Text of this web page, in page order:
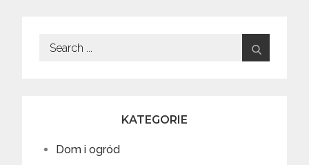
Search
KATEGORIE
Dom i ogród